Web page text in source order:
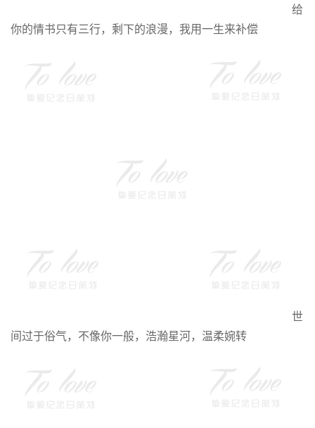
给
你的情书只有三行，剩下的浪漫，我用一生来补偿
世
间过于俗气，不像你一般，浩瀚星河，温柔婉转